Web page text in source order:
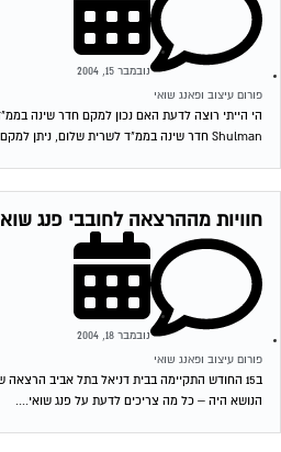
פורום עיצוב ופאנג שואי
נובמבר 15, 2004
Shulman חדר שינה בממ"ד לשרית שלום, ניתן למקם חדר שינה בממ"ד...
חוויות מההרצאה לחובבי פנג שואי
פורום עיצוב ופאנג שואי
נובמבר 18, 2004
הנושא היה – כל מה צריכים לדעת על פנג שואי....